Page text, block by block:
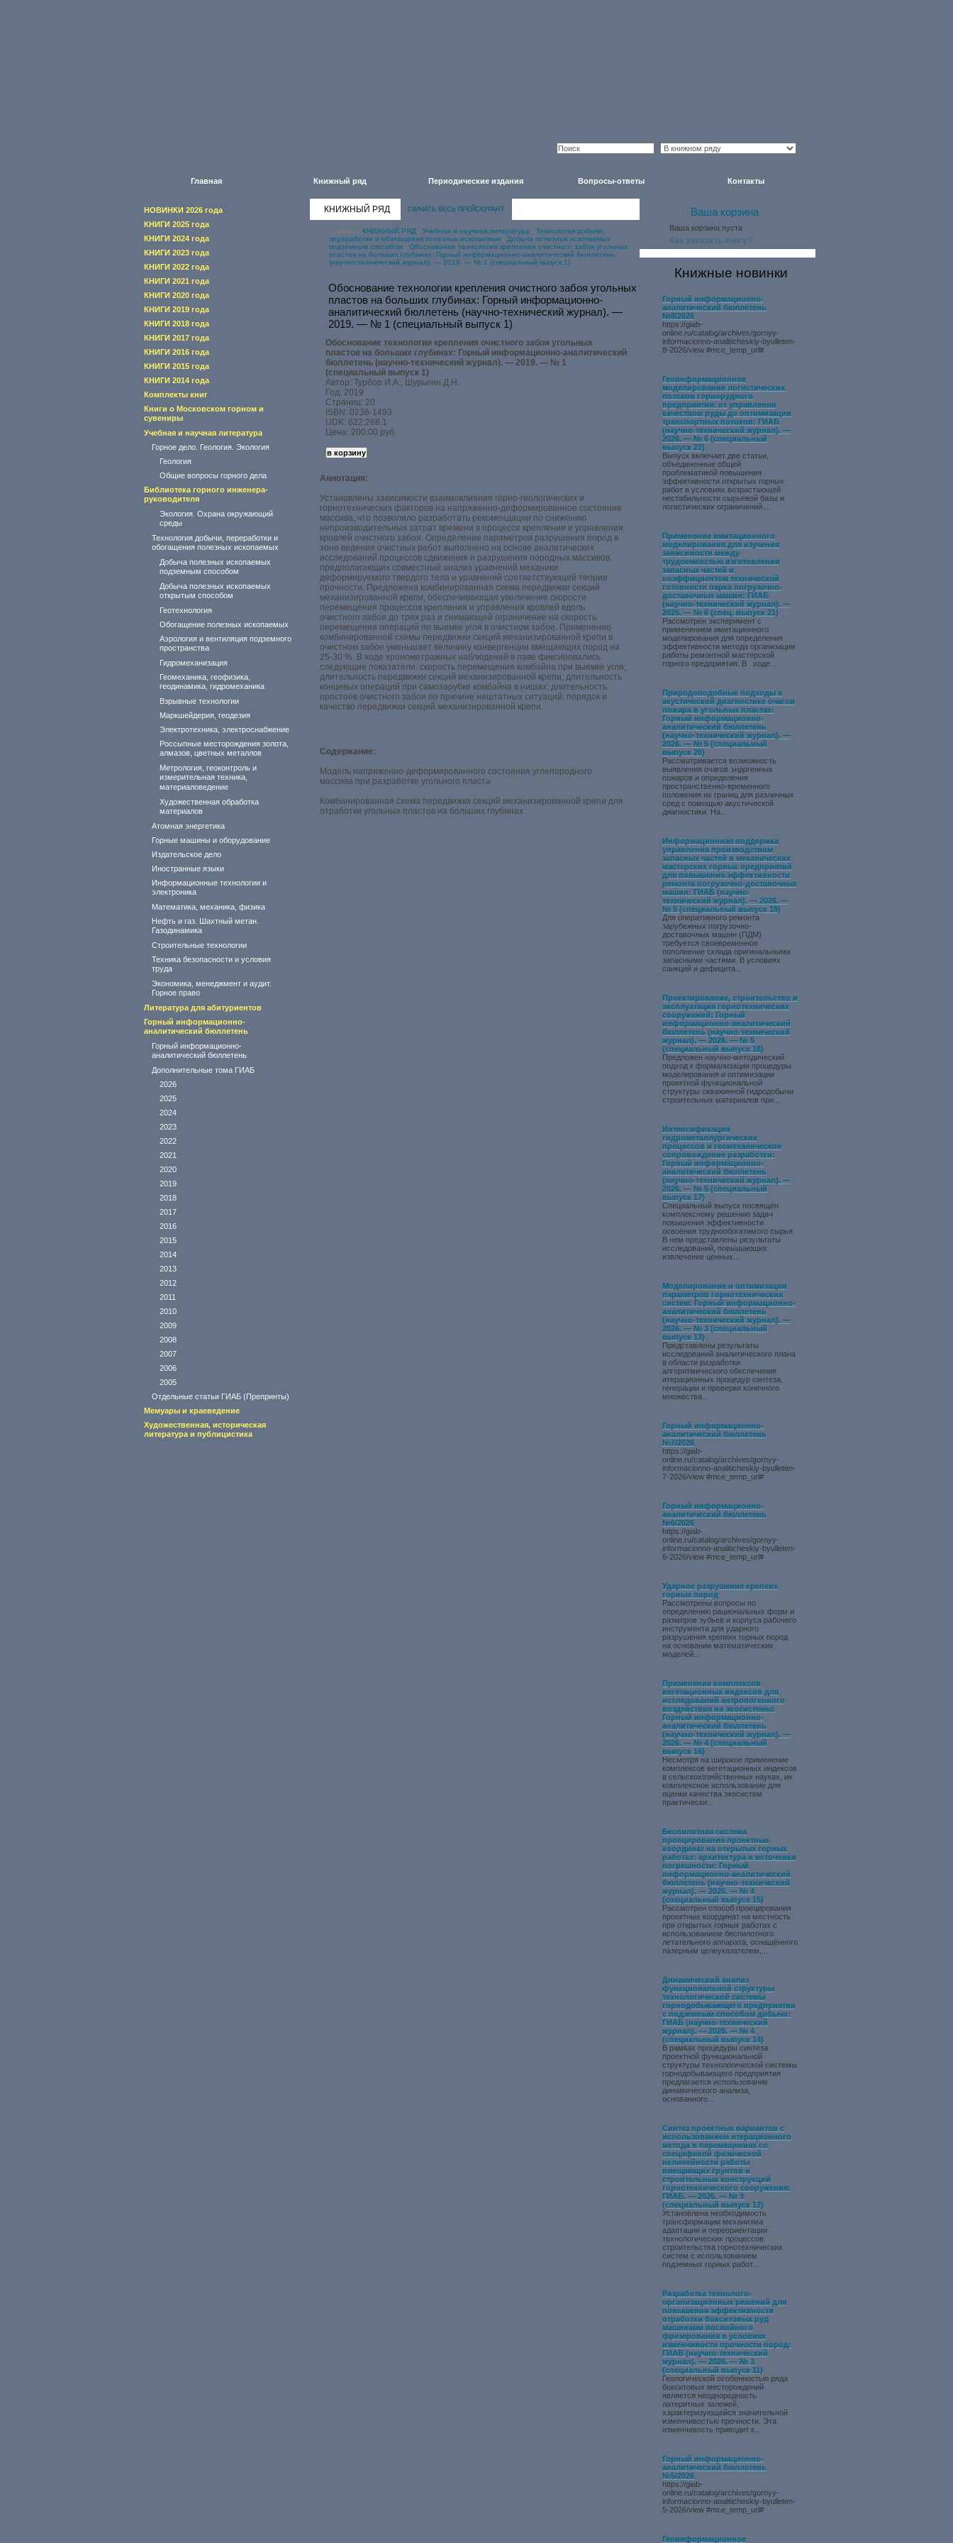
Главная Книжный ряд Периодические издания Вопросы-ответы Контакты
НОВИНКИ 2026 года
КНИГИ 2025 года
КНИГИ 2024 года
КНИГИ 2023 года
КНИГИ 2022 года
КНИГИ 2021 года
КНИГИ 2020 года
КНИГИ 2019 года
КНИГИ 2018 года
КНИГИ 2017 года
КНИГИ 2016 года
КНИГИ 2015 года
КНИГИ 2014 года
Комплекты книг
Книги о Московском горном и
сувениры
Учебная и научная литература
Горное дело. Геология. Экология
Геология
Общие вопросы горного дела
Библиотека горного инженера-
руководителя
Экология. Охрана окружающий
среды
Технология добычи, переработки и
обогащения полезных ископаемых
Добыча полезных ископаемых
подземным способом
Добыча полезных ископаемых
открытым способом
Геотехнология
Обогащение полезных ископаемых
Аэрология и вентиляция подземного
пространства
Гидромеханизация
Геомеханика, геофизика,
геодинамика, гидромеханика
Взрывные технологии
Маркшейдерия, геодезия
Электротехника, электроснабжение
Россыпные месторождения золота,
алмазов, цветных металлов
Метрология, геоконтроль и
измерительная техника,
материаловедение
Художественная обработка
материалов
Атомная энергетика
Горные машины и оборудование
Издательское дело
Иностранные языки
Информационные технологии и
электроника
Математика, механика, физика
Нефть и газ. Шахтный метан.
Газодинамика
Строительные технологии
Техника безопасности и условия
труда
Экономика, менеджмент и аудит.
Горное право
Литература для абитуриентов
Горный информационно-
аналитический бюллетень
Горный информационно-
аналитический бюллетень
Дополнительные тома ГИАБ
2026
2025
2024
2023
2022
2021
2020
2019
2018
2017
2016
2015
2014
2013
2012
2011
2010
2009
2008
2007
2006
2005
Отдельные статьи ГИАБ (Препринты)
Мемуары и краеведение
Художественная, историческая
литература и публицистика
КНИЖНЫЙ РЯД СКАЧАТЬ ВЕСЬ ПРЕЙСКУРАНТ
КНИЖНЫЙ РЯД Учебная и научная литература
Технология добычи,
переработки и обогащения полезных ископаемых
Добыча полезных ископаемых
подземным способом
Обоснование технологии крепления очистного забоя угольных
пластов на больших глубинах: Горный информационно-аналитический бюллетень
(научно-технический журнал). — 2019. — № 1 (специальный выпуск 1)
Обоснование технологии крепления очистного забоя угольных
пластов на больших глубинах: Горный информационно-
аналитический бюллетень (научно-технический журнал). —
2019. — № 1 (специальный выпуск 1)
Обоснование технологии крепления очистного забоя угольных
пластов на больших глубинах: Горный информационно-аналитический
бюллетень (научно-технический журнал). — 2019. — № 1
(специальный выпуск 1)
Автор: Турбор И.А., Шурыгин Д.Н.
Год: 2019
Страниц: 20
ISBN: 0236-1493
UDK: 622.268.1
Цена: 200.00 руб.
Аннотация:
Установлены зависимости взаимовлияния горно-геологических и
горнотехнических факторов на напряженно-деформированное состояние
массива, что позволило разработать рекомендации по снижению
непроизводительных затрат времени в процессе крепления и управления
кровлей очистного забоя. Определение параметров разрушения пород в
зоне ведения очистных работ выполнено на основе аналитических
исследований процессов сдвижения и разрушения породных массивов,
предполагающих совместный анализ уравнений механики
деформируемого твердого тела и уравнений соответствующей теории
прочности. Предложена комбинированная схема передвижки секций
механизированной крепи, обеспечивающая увеличение скорости
перемещения процессов крепления и управления кровлей вдоль
очистного забоя до трех раз и снимающей ограничение на скорость
перемещения операций по выемке угля в очистном забое. Применение
комбинированной схемы передвижки секций механизированной крепи в
очистном забое уменьшает величину конвергенции вмещающих пород на
25-30 %. В ходе хронометражных наблюдений в лаве фиксировались
следующие показатели: скорость перемещения комбайна при выемке угля;
длительность передвижки секций механизированной крепи; длительность
концевых операций при самозарубке комбайна в нишах; длительность
простоев очистного забоя по причине нештатных ситуаций; порядок и
качество передвижки секций механизированной крепи.
Содержание:
Модель напряженно-деформированного состояния углепородного
массива при разработке угольного пласта
Комбинированная схема передвижки секций механизированной крепи для
отработки угольных пластов на больших глубинах
Ваша корзина
Ваша корзина пуста
Как заказать книгу?
Книжные новинки
Горный информационно-
аналитический бюллетень
№8/2026
https://giab-
online.ru/catalog/archives/gornyy-
informacionno-analiticheskiy-byulleten-
8-2026/view #mce_temp_url#
Геоинформационное
моделирование логистических
потоков горнорудного
предприятия: от управления
качеством руды до оптимизации
транспортных потоков: ГИАБ
(научно-технический журнал). —
2026. — № 6 (специальный
выпуск 22)
Выпуск включает две статьи,
объединенные общей
проблематикой повышения
эффективности открытых горных
работ в условиях возрастающей
нестабильности сырьевой базы и
логистических ограничений....
Применение имитационного
моделирования для изучения
зависимости между
трудоемкостью изготовления
запасных частей и
коэффициентом технической
готовности парка погрузочно-
доставочных машин: ГИАБ
(научно-технический журнал). —
2026. — № 6 (спец. выпуск 21)
Рассмотрен эксперимент с
применением имитационного
моделирования для определения
эффективности метода организации
работы ремонтной мастерской
горного предприятия. В ходе...
Природоподобные подходы к
акустической диагностике очагов
пожара в угольных пластах:
Горный информационно-
аналитический бюллетень
(научно-технический журнал). —
2026. — № 5 (специальный
выпуск 20)
Рассматривается возможность
выявления очагов эндогенных
пожаров и определения
пространственно-временного
положения их границ для различных
сред с помощью акустической
диагностики. На...
Информационная поддержка
управления производством
запасных частей в механических
мастерских горных предприятий
для повышения эффективности
ремонта погрузочно-доставочных
машин: ГИАБ (научно-
технический журнал). — 2026. —
№ 5 (специальный выпуск 19)
Для оперативного ремонта
зарубежных погрузочно-
доставочных машин (ПДМ)
требуется своевременное
пополнение склада оригинальными
запасными частями. В условиях
санкций и дефицита...
Проектирование, строительство и
эксплуатация горнотехнических
сооружений: Горный
информационно-аналитический
бюллетень (научно-технический
журнал). — 2026. — № 5
(специальный выпуск 18)
Предложен научно-методический
подход к формализации процедуры
моделирования и оптимизации
проектной функциональной
структуры скважинной гидродобычи
строительных материалов при...
Интенсификация
гидрометаллургических
процессов и геомеханическое
сопровождение разработки:
Горный информационно-
аналитический бюллетень
(научно-технический журнал). —
2026. — № 5 (специальный
выпуск 17)
Специальный выпуск посвящён
комплексному решению задач
повышения эффективности
освоения труднообогатимого сырья.
В нем представлены результаты
исследований, повышающих
извлечение ценных...
Моделирование и оптимизация
параметров горнотехнических
систем: Горный информационно-
аналитический бюллетень
(научно-технический журнал). —
2026. — № 3 (специальный
выпуск 13)
Представлены результаты
исследований аналитического плана
в области разработки
алгоритмического обеспечения
итерационных процедур синтеза,
генерации и проверки конечного
множества...
Горный информационно-
аналитический бюллетень
№7/2026
https://giab-
online.ru/catalog/archives/gornyy-
informacionno-analiticheskiy-byulleten-
7-2026/view #mce_temp_url#
Горный информационно-
аналитический бюллетень
№6/2026
https://giab-
online.ru/catalog/archives/gornyy-
informacionno-analiticheskiy-byulleten-
6-2026/view #mce_temp_url#
Ударное разрушение крепких
горных пород
Рассмотрены вопросы по
определению рациональных форм и
размеров зубьев и корпуса рабочего
инструмента для ударного
разрушения крепких горных пород
на основании математических
моделей...
Применение комплексов
вегетационных индексов для
исследований антропогенного
воздействия на экосистемы:
Горный информационно-
аналитический бюллетень
(научно-технический журнал). —
2026. — № 4 (специальный
выпуск 16)
Несмотря на широкое применение
комплексов вегетационных индексов
в сельскохозяйственных науках, их
комплексное использование для
оценки качества экосистем
практически...
Беспилотная система
проецирования проектных
координат на открытых горных
работах: архитектура и источники
погрешности: Горный
информационно-аналитический
бюллетень (научно-технический
журнал). — 2026. — № 4
(специальный выпуск 15)
Рассмотрен способ проецирования
проектных координат на местность
при открытых горных работах с
использованием беспилотного
летательного аппарата, оснащённого
лазерным целеуказателем,...
Динамический анализ
функциональной структуры
технологической системы
горнодобывающего предприятия
с подземным способом добычи:
ГИАБ (научно-технический
журнал). — 2026. — № 4
(специальный выпуск 14)
В рамках процедуры синтеза
проектной функциональной
структуры технологической системы
горнодобывающего предприятия
предлагается использование
динамического анализа,
основанного...
Синтез проектных вариантов с
использованием итерационного
метода в перемещениях со
спецификой физической
нелинейности работы
вмещающих грунтов и
строительных конструкций
горнотехнического сооружения:
ГИАБ. — 2026. — № 3
(специальный выпуск 12)
Установлена необходимость
трансформации механизма
адаптации и переориентации
технологических процессов
строительства горнотехнических
систем с использованием
подземных горных работ...
Разработка технолого-
организационных решений для
повышения эффективности
отработки бокситовых руд
машинами послойного
фрезерования в условиях
изменчивости прочности пород:
ГИАБ (научно-технический
журнал). — 2026. — № 3
(специальный выпуск 11)
Геологической особенностью ряда
бокситовых месторождений
является неоднородность
латеритных залежей,
характеризующейся значительной
изменчивостью прочности. Эта
изменчивость приводит к...
Горный информационно-
аналитический бюллетень
№5/2026
https://giab-
online.ru/catalog/archives/gornyy-
informacionno-analiticheskiy-byulleten-
5-2026/view #mce_temp_url#
Геоинформационное